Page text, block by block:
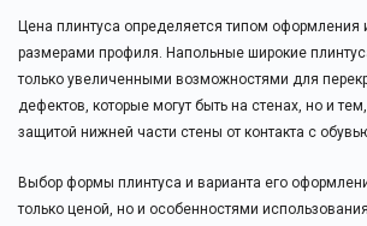
Цена плинтуса определяется типом
размерами профиля. Напольные широкие
только увеличенными возможностями для
дефектов, которые могут быть на стенах, но и
защитой нижней части стены от контакта с
Выбор формы плинтуса и варианта его
только ценой, но и особенностями